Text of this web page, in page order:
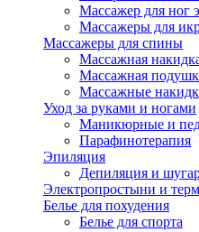
Массажер для ног
Массажеры для
Массажеры для спины
Массажная
Массажная
Массажные
Уход за руками и ногами
Маникюрные и
Парафинотерапия
Эпиляция
Депиляция и
Электропростыни и
Белье для похудения
Белье для спорта